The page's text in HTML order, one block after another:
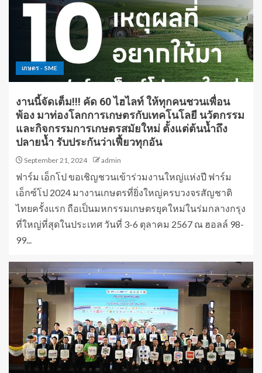
เกษตร - SME
งานนี้จัดเต็ม!!! คัด 60 ไฮไลท์ ให้ทุกคนชวนเพื่อน
พ้อง มาท่องโลกการเกษตรกับเทคโนโลยี นวัตกรรม
และกิจกรรมการเกษตรสมัยใหม่ ตั้งแต่ต้นน้ำถึง
ปลายน้ำ รับประกันว่าเฟี้ยวทุกอัน
September 21, 2024 admin
ฟาร์ม เอ็กโป ขอเชิญชวนเข้าร่วมงานใหญ่แห่งปี ฟาร์ม
เอ็กซ์โป 2024 มางานเกษตรที่ยิ่งใหญ่ครบวงจรสัญชาติ
ไทยครั้งแรก ถือเป็นมหกรรมเกษตรยุคใหม่ในร่มกลางกรุง
ที่ใหญ่ที่สุดในประเทศ วันที่ 3-6 ตุลาคม 2567 ณ ฮอลล์ 98-
99...